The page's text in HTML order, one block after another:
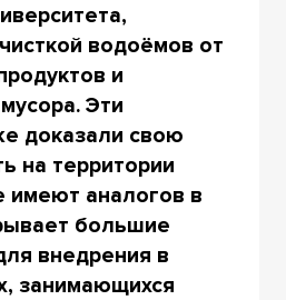
водоёмов от
и
Эти
доказали свою
на территории
имеют аналогов в
большие
внедрения в
занимающихся